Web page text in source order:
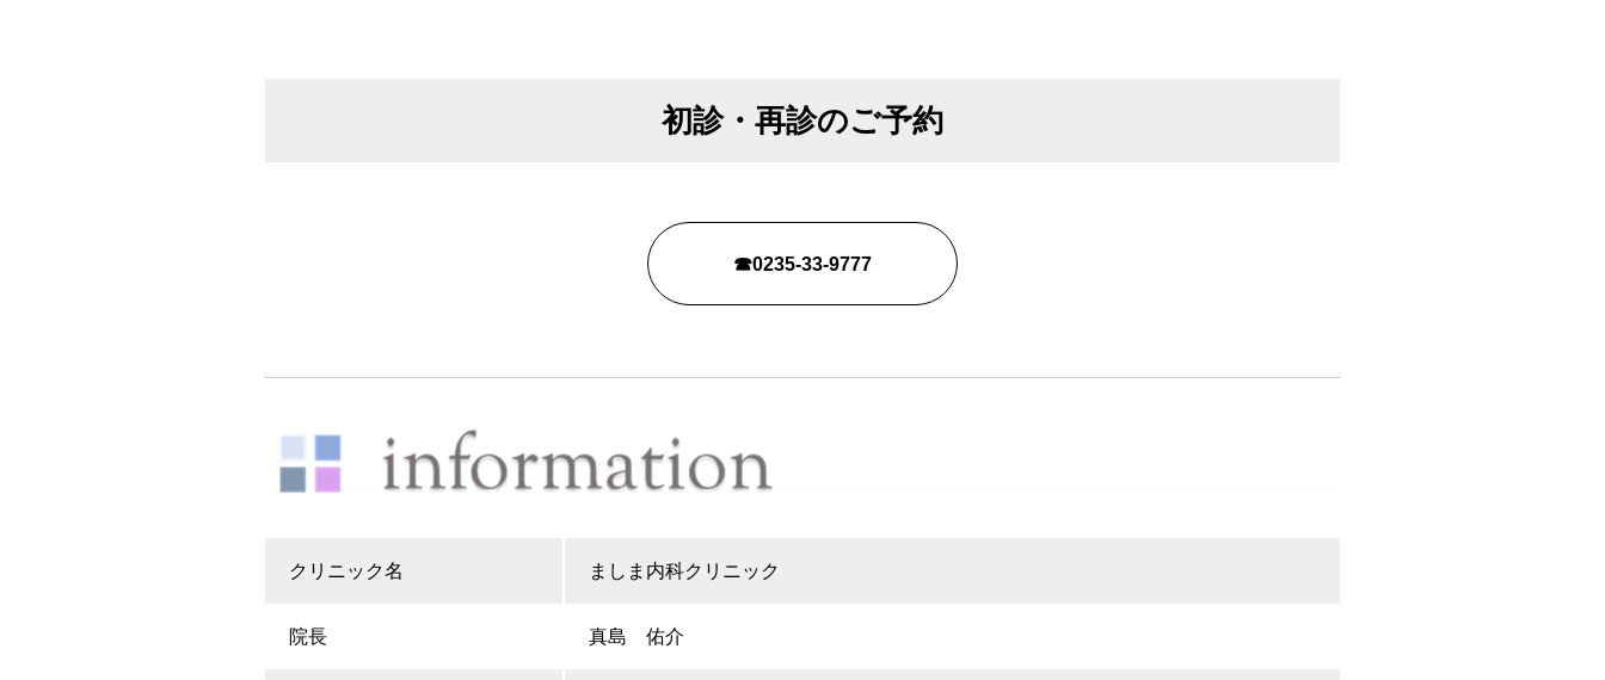
初診・再診のご予約
☎0235-33-9777
クリニック名 ましま内科クリニック
院長 真島 佑介